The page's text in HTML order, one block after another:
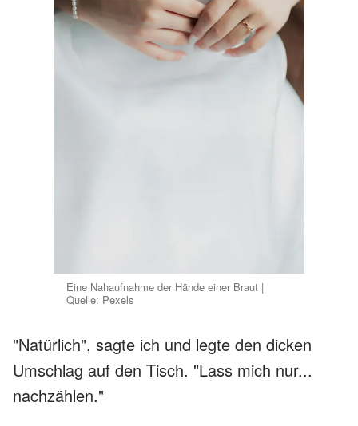
Eine Nahaufnahme der Hände einer Braut |
Quelle: Pexels
"Natürlich", sagte ich und legte den dicken
Umschlag auf den Tisch. "Lass mich nur...
nachzählen."